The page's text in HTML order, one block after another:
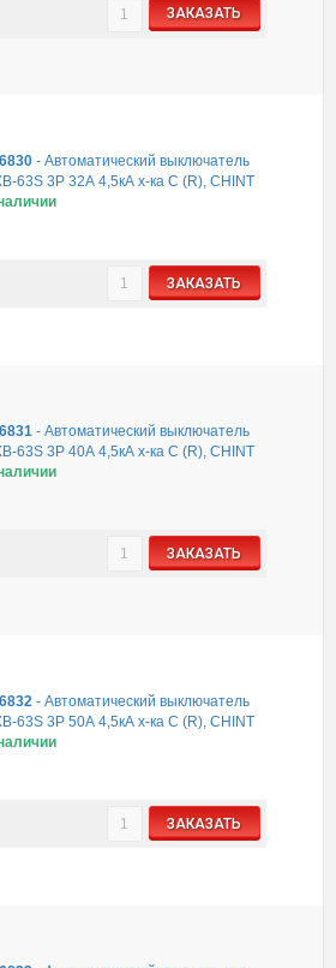
ЗАКАЗАТЬ
-Автоматический выключатель
63S 3P 32А 4,5кА х-ка C (R), CHINT
ЗАКАЗАТЬ
-Автоматический выключатель
63S 3P 40А 4,5кА х-ка C (R), CHINT
ЗАКАЗАТЬ
-Автоматический выключатель
63S 3P 50А 4,5кА х-ка C (R), CHINT
ЗАКАЗАТЬ